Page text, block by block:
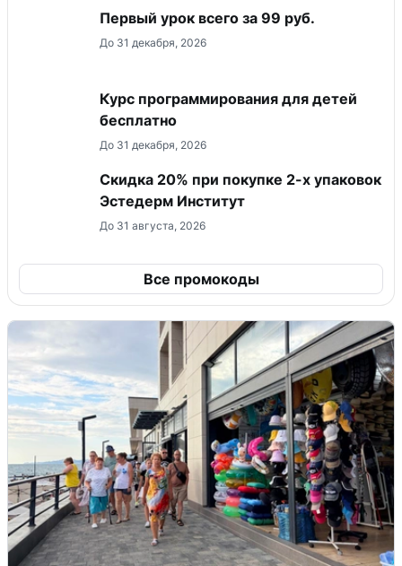
Первый урок всего за 99 руб.
До 31 декабря, 2026
Курс программирования для детей
бесплатно
До 31 декабря, 2026
Скидка 20% при покупке 2-х упаковок
Эстедерм Институт
До 31 августа, 2026
Все промокоды